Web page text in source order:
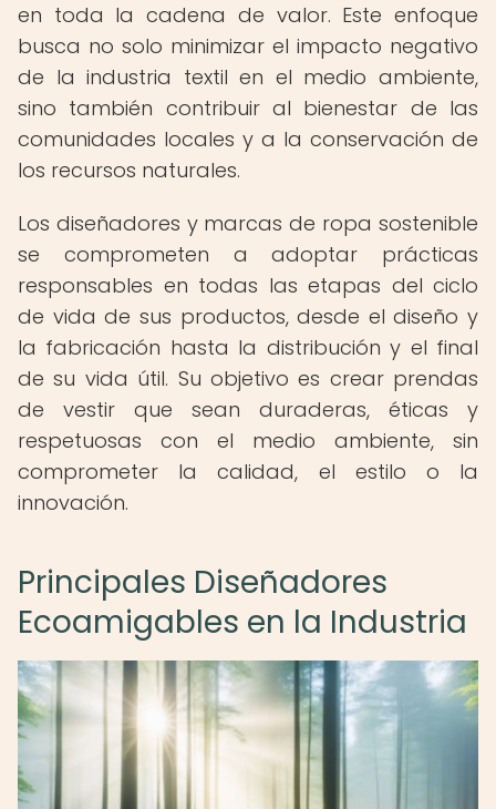
en toda la cadena de valor. Este enfoque
busca no solo minimizar el impacto negativo
de la industria textil en el medio ambiente,
sino también contribuir al bienestar de las
comunidades locales y a la conservación de
los recursos naturales.
Los diseñadores y marcas de ropa sostenible
se comprometen a adoptar prácticas
responsables en todas las etapas del ciclo
de vida de sus productos, desde el diseño y
la fabricación hasta la distribución y el final
de su vida útil. Su objetivo es crear prendas
de vestir que sean duraderas, éticas y
respetuosas con el medio ambiente, sin
comprometer la calidad, el estilo o la
innovación.
Principales Diseñadores
Ecoamigables en la Industria